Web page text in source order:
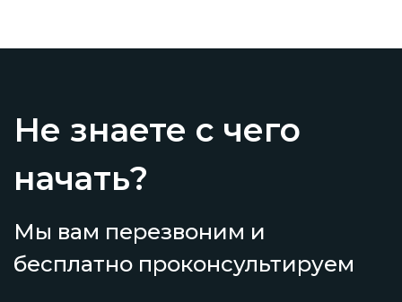
Не знаете с чего
начать?
Мы вам перезвоним и
бесплатно проконсультируем